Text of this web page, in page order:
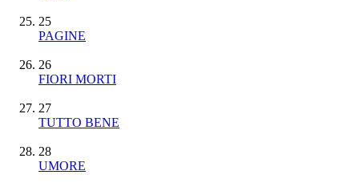
25
PAGINE
26
FIORI MORTI
27
TUTTO BENE
28
UMORE